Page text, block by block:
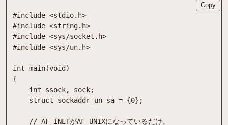
Copy
#include <stdio.h>
#include <string.h>
#include <sys/socket.h>
#include <sys/un.h>
int main(void)
{
int
ssock, sock;
struct
sockaddr_un sa = {0} ;